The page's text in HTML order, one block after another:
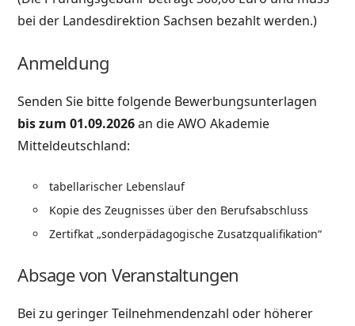
bei der Landesdirektion Sachsen bezahlt werden.)
Anmeldung
Senden Sie bitte folgende Bewerbungsunterlagen
bis zum 01.09.2026an die AWO Akademie
Mitteldeutschland:
tabellarischer Lebenslauf
Kopie des Zeugnisses über den Berufsabschluss
Zertifkat „sonderpädagogische Zusatzqualifikation“
Absage von Veranstaltungen
Bei zu geringer Teilnehmendenzahl oder höherer